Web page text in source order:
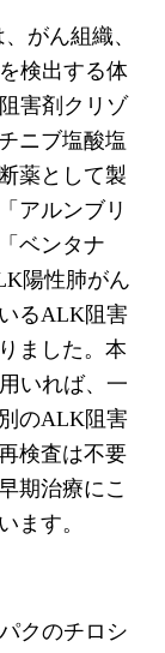
がん組織、
検出する体
害剤クリゾ
ニブ塩酸塩
薬として製
アルンブリ
ベンタナ
陽性肺がん
るALK阻害
ました。本
いれば、一
のALK阻害
検査は不要
期治療にこ
ます。
クのチロシ